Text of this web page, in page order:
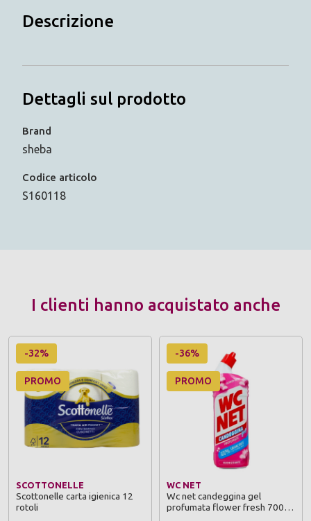
Descrizione
Dettagli sul prodotto
Brand
sheba
Codice articolo
S160118
I clienti hanno acquistato anche
-32%
PROMO
SCOTTONELLE
Scottonelle carta igienica 12
rotoli
-36%
PROMO
WC NET
Wc net candeggina gel
profumata flower fresh 700